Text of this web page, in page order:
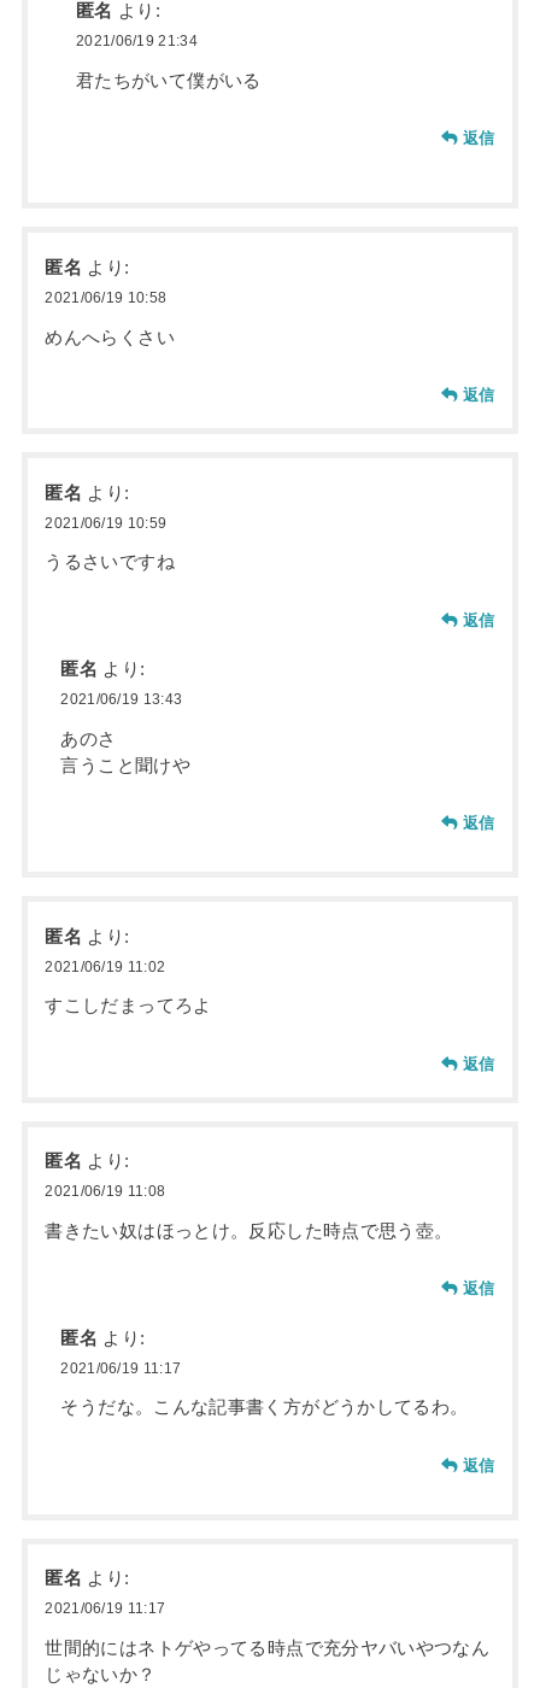
匿名 より:
2021/06/19 21:34
君たちがいて僕がいる
返信
匿名 より:
2021/06/19 10:58
めんへらくさい
返信
匿名 より:
2021/06/19 10:59
うるさいですね
返信
匿名 より:
2021/06/19 13:43
あのさ
言うこと聞けや
返信
匿名 より:
2021/06/19 11:02
すこしだまってろよ
返信
匿名 より:
2021/06/19 11:08
書きたい奴はほっとけ。反応した時点で思う壺。
返信
匿名 より:
2021/06/19 11:17
そうだな。こんな記事書く方がどうかしてるわ。
返信
匿名 より:
2021/06/19 11:17
世間的にはネトゲやってる時点で充分ヤバいやつなん
じゃないか？